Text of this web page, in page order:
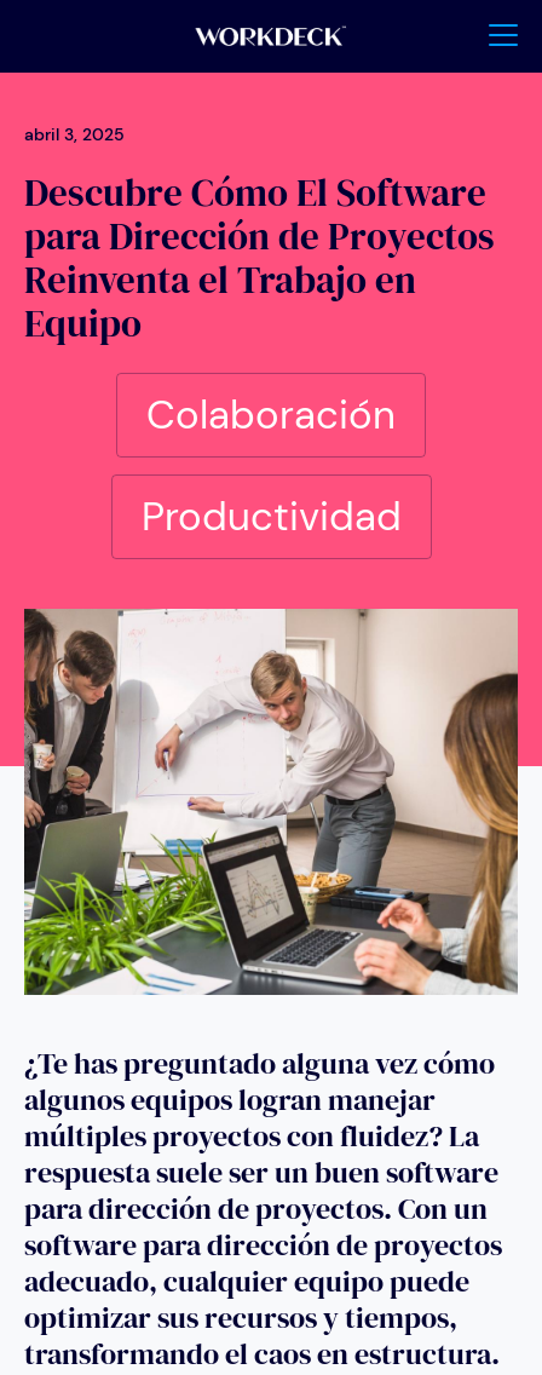
abril 3, 2025
Descubre Cómo El Software
para Dirección de Proyectos
Reinventa el Trabajo en
Equipo
Colaboración
Productividad
¿Te has preguntado alguna vez cómo
algunos equipos logran manejar
múltiples proyectos con fluidez? La
respuesta suele ser un buen software
para dirección de proyectos. Con un
software para dirección de proyectos
adecuado, cualquier equipo puede
optimizar sus recursos y tiempos,
transformando el caos en estructura.